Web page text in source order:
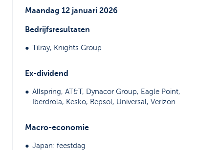
Maandag 12 januari 2026
Bedrijfsresultaten
Tilray, Knights Group
Ex-dividend
Allspring, AT&T, Dynacor Group, Eagle Point,
Iberdrola, Kesko, Repsol, Universal, Verizon
Macro-economie
Japan: feestdag